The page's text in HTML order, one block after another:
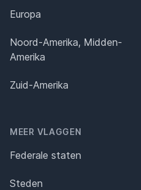
Europa
Noord-Amerika, Midden-
Amerika
Zuid-Amerika
MEER VLAGGEN
Federale staten
Steden